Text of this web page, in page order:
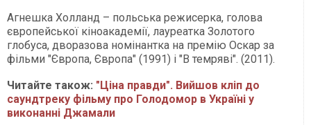
Агнешка Холланд – польська режисерка, голова
європейської кіноакадемії, лауреатка Золотого
глобуса, дворазова номінантка на премію Оскар за
фільми "Європа, Європа" (1991) і "В темряві". (2011).
Читайте також: "Ціна правди". Вийшов кліп до
саундтреку фільму про Голодомор в Україні у
виконанні Джамали